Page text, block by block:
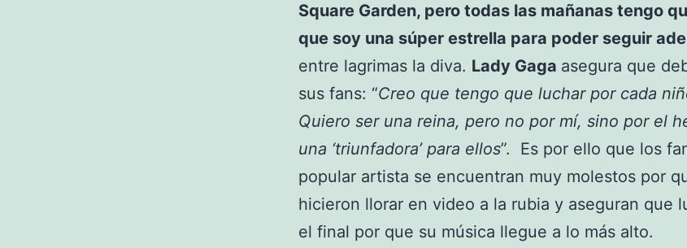
Square Garden, pero todas las mañanas tengo
que soy una súper estrella para poder seguir
entre lagrimas la diva. Lady Gaga asegura que
sus fans: “Creo que tengo que luchar por cada
Quiero ser una reina, pero no por mí, sino por el
una ‘triunfadora’ para ellos”. Es por ello que los
popular artista se encuentran muy molestos por
hicieron llorar en video a la rubia y aseguran que
el final por que su música llegue a lo más alto.